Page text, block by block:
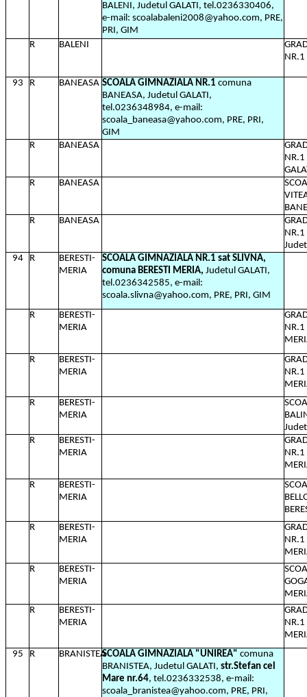
BALENI, Judetul GALATI, tel.0236330406,
e-mail: scoalabaleni2008@yahoo.com, PRE,
PRI, GIM
R
BALENI
NR.1
93 R BANEASA SCOALA GIMNAZIALA NR.1 comuna
BANEASA, Judetul GALATI,
tel.0236348984, e-mail:
scoala_baneasa@yahoo.com, PRE, PRI,
GIM
R
BANEASA
R
BANEASA
R
BANEASA
NR.1
94
R
BERESTI-
MERIA
SCOALA GIMNAZIALA NR.1 sat SLIVNA,
comuna BERESTI MERIA, Judetul GALATI,
tel.0236342585, e-mail:
scoala.slivna@yahoo.com, PRE, PRI, GIM
R
BERESTI-
MERIA
NR.1
R
BERESTI-
MERIA
NR.1
R
BERESTI-
MERIA
R
BERESTI-
MERIA
NR.1
R
BERESTI-
MERIA
R
BERESTI-
MERIA
NR.1
R
BERESTI-
MERIA
R
BERESTI-
MERIA
NR.1
95
R BRANISTEASCOALA GIMNAZIALA "UNIREA" comuna
BRANISTEA, Judetul GALATI, str.Stefan cel
Mare nr.64, tel.0236332538, e-mail:
scoala_branistea@yahoo.com, PRE, PRI,